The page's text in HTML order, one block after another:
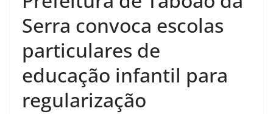
Serra convoca escolas
particulares de
educação infantil para
regularização